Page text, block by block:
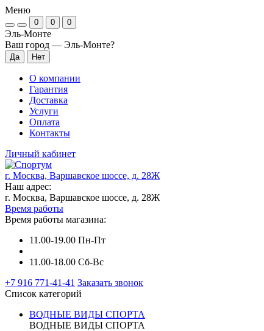
Меню
0 0 0
Эль-Монте
Ваш город — Эль-Монте?
О компании
Гарантия
Доставка
Услуги
Оплата
Контакты
Личный кабинет
г. Москва, Варшавское шоссе, д. 28Ж
Наш адрес:
г. Москва, Варшавское шоссе, д. 28Ж
Время работы
Время работы магазина:
11.00-19.00 Пн-Пт
11.00-18.00 Сб-Вс
+7 916 771-41-41 Заказать звонок
Список категорий
ВОДНЫЕ ВИДЫ СПОРТА
ВОДНЫЕ ВИДЫ СПОРТА